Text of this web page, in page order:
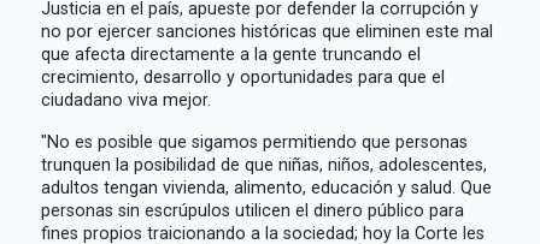
Justicia en el país, apueste por defender la corrupción y
no por ejercer sanciones históricas que eliminen este mal
que afecta directamente a la gente truncando el
crecimiento, desarrollo y oportunidades para que el
ciudadano viva mejor.
"No es posible que sigamos permitiendo que personas
trunquen la posibilidad de que niñas, niños, adolescentes,
adultos tengan vivienda, alimento, educación y salud. Que
personas sin escrúpulos utilicen el dinero público para
fines propios traicionando a la sociedad; hoy la Corte les